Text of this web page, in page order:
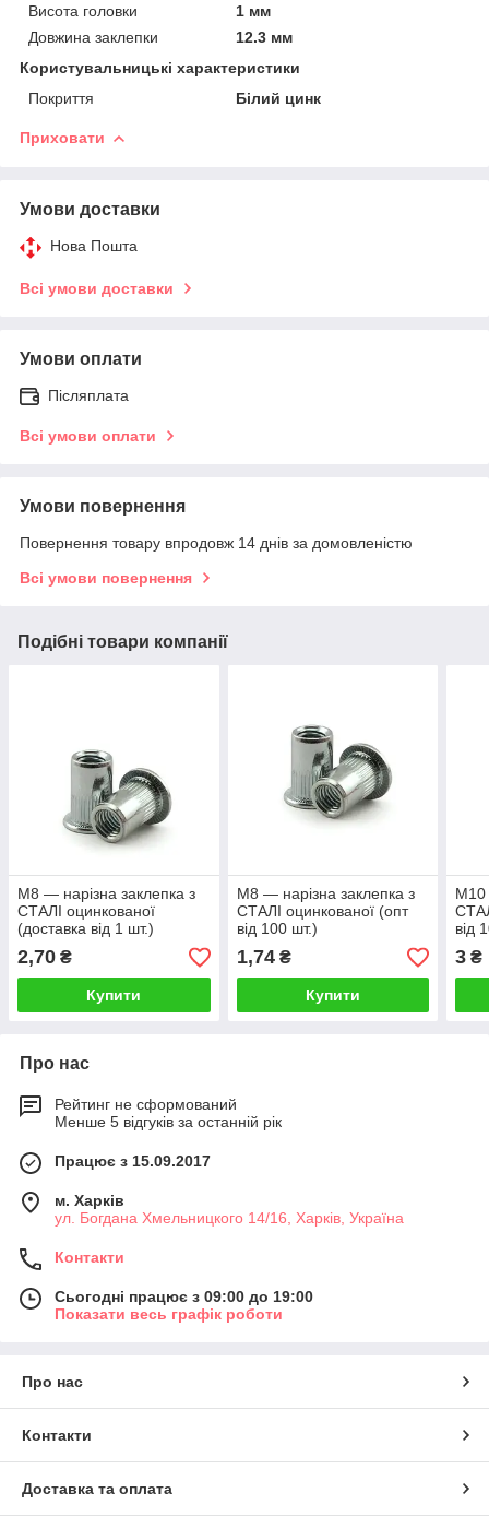
Висота головки
1 мм
Довжина заклепки
12.3 мм
Користувальницькі характеристики
Покриття
Білий цинк
Приховати
Умови доставки
Нова Пошта
Всі умови доставки
Умови оплати
Післяплата
Всі умови оплати
Умови повернення
Повернення товару впродовж 14 днів за домовленістю
Всі умови повернення
Подібні товари компанії
M8 — нарізна заклепка з
СТАЛІ оцинкованої
(доставка від 1 шт.)
2,70 ₴
Купити
M8 — нарізна заклепка з
СТАЛІ оцинкованої (опт
від 100 шт.)
1,74₴
Купити
M10
від
3 ₴
Про нас
Рейтинг не сформований
Менше 5 відгуків за останній рік
Працює з 15.09.2017
м. Харків
ул. Богдана Хмельницкого 14/16, Харків, Україна
Контакти
Сьогодні працює з 09:00 до 19:00
Показати весь графік роботи
Про нас
Контакти
Доставка та оплата